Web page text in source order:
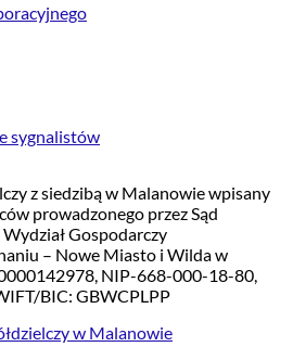
sygnalistów
z siedzibą w Malanowie wpisany
prowadzonego przez Sąd
Gospodarczy
– Nowe Miasto i Wilda w
NIP-668-000-18-80,
BIC: GBWCPLPP
w Malanowie